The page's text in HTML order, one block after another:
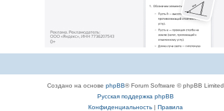
Создано на основе phpBB® Forum Software © phpBB Limited
Русская поддержка phpBB
Конфиденциальность| Правила